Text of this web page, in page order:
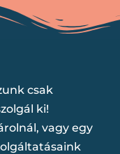
csak
ki!
vagy egy